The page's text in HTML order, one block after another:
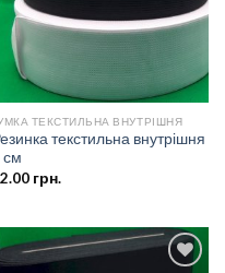
ТЕКСТИЛЬНА ВНУТРІШНЯ
текстильна внутрішня
см
грн.